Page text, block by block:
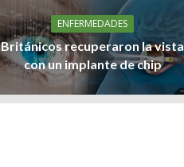
ENFERMEDADES
Británicos recuperaron la vista
con un implante de chip